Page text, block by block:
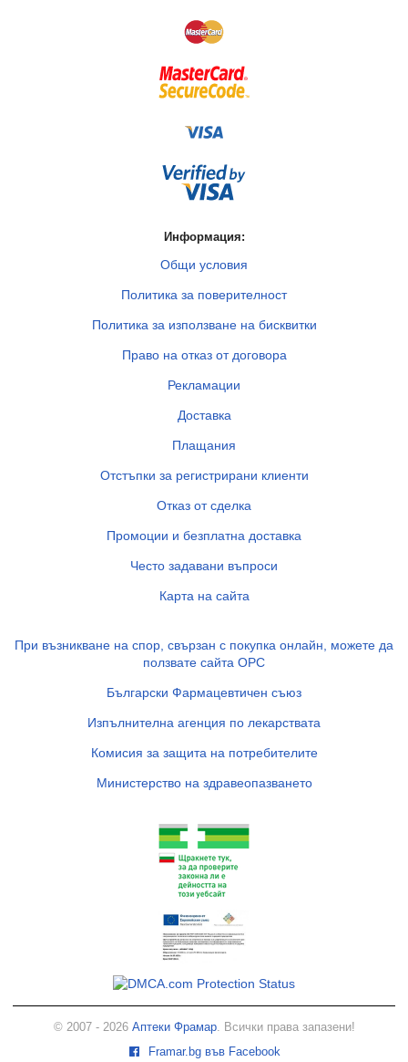
Информация:
Общи условия
Политика за поверителност
Политика за използване на бисквитки
Право на отказ от договора
Рекламации
Доставка
Плащания
Отстъпки за регистрирани клиенти
Отказ от сделка
Промоции и безплатна доставка
Често задавани въпроси
Карта на сайта
При възникване на спор, свързан с покупка онлайн, можете да
ползвате сайта ОРС
Български Фармацевтичен съюз
Изпълнителна агенция по лекарствата
Комисия за защита на потребителите
Министерство на здравеопазването
© 2007 - 2026 Аптеки Фрамар. Всички права запазени!
Framar.bg във Facebook